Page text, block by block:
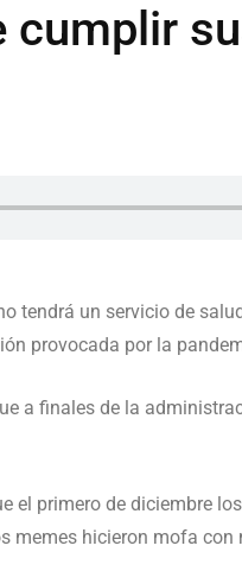
cumplir
tendrá un servicio de
provocada por la
a finales de la
el primero de diciembre
memes hicieron mofa